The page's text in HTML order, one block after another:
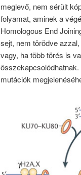
meglevő, nem sérült
folyamat, aminek a
Homologous End
sejt, nem törödve
vagy, ha több törés is
mutációk